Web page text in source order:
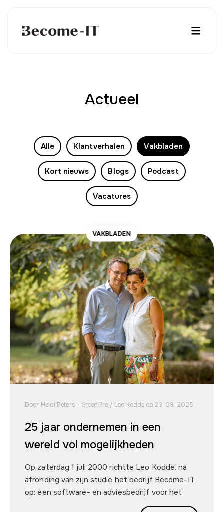
Actueel
Alle Klantverhalen Vakbladen
Kort nieuws Blogs Podcast
Vacatures
VAKBLADEN
Door Heidi Peters - GreenPro / Leo Kodde op 23-09-2025
25 jaar ondernemen in een
wereld vol mogelijkheden
Op zaterdag 1 juli 2000 richtte Leo Kodde, na
afronding van zijn studie het bedrijf Become-IT
op: een software- en adviesbedrijf voor het
mkb. Nu, 25 jaar later, zijn de naam en de